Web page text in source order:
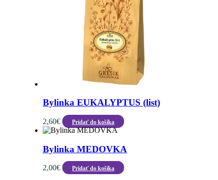
Bylinka EUKALYPTUS (list)
2,60€ Pridať do košíka
Bylinka MEDOVKA
2,00€ Pridať do košíka